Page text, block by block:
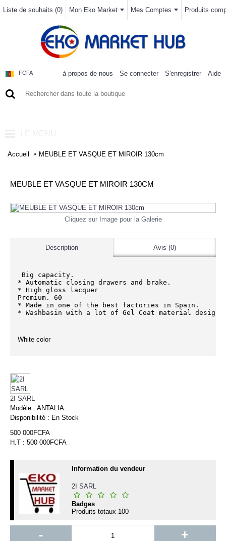
Liste de souhaits (0) Mon Eko Market Mes Comptes Produits
FCFA à propos de nous Se connecter S'enregistrer Aide
Accueil MEUBLE ET VASQUE ET MIROIR 130cm
MEUBLE ET VASQUE ET MIROIR 130CM
Cliquez sur Image pour la Galerie
Description Avis (0)
Big capacity.
* Automatic closing drawers and brake.
* High gloss lacquer
Premium. 60
* Made in one of the best factories in Spain.
* Washbasin with a lot of Gel Coat material design
White color
2I SARL
Modèle : ANTALIA
Disponibilité : En Stock
500 000FCFA
H.T : 500 000FCFA
Information du vendeur
2I SARL
Badges
Produits totaux 100
- +